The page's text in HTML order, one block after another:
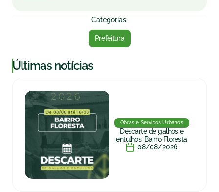
Categorias:
Prefeitura
|Últimas notícias
Obras e Serviços Urbanos
Descarte de galhos e
entulhos: Bairro Floresta
08/08/2026